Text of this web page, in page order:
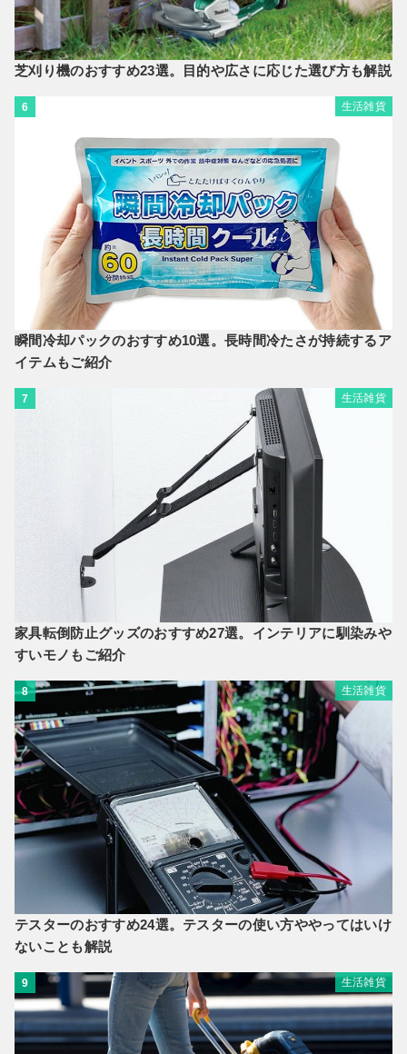
芝刈り機のおすすめ23選。目的や広さに応じた選び方も解説
6 生活雑貨
瞬間冷却パックのおすすめ10選。長時間冷たさが持続するア
イテムもご紹介
7 生活雑貨
家具転倒防止グッズのおすすめ27選。インテリアに馴染みや
すいモノもご紹介
8 生活雑貨
テスターのおすすめ24選。テスターの使い方ややってはいけ
ないことも解説
9 生活雑貨